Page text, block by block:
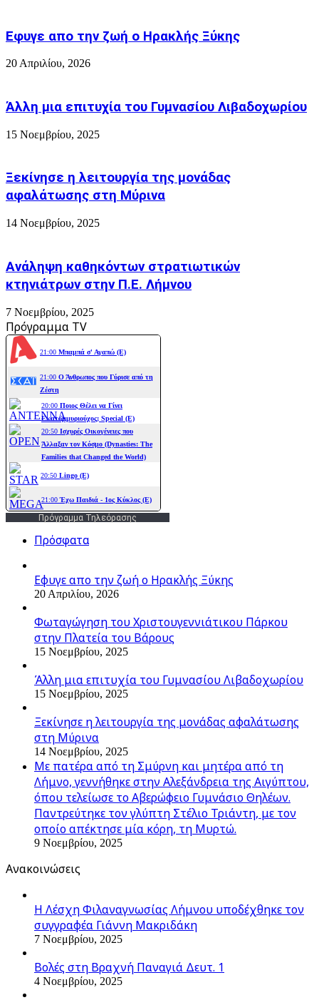
ΧΟΡΕΨΕΤΕ...
Εφυγε απο την ζωή o Ηρακλής Ξύκης
20 Απριλίου, 2026
Άλλη μια επιτυχία του Γυμνασίου Λιβαδοχωρίου
15 Νοεμβρίου, 2025
Ξεκίνησε η λειτουργία της μονάδας
αφαλάτωσης στη Μύρινα
14 Νοεμβρίου, 2025
Ανάληψη καθηκόντων στρατιωτικών
κτηνιάτρων στην Π.Ε. Λήμνου
7 Νοεμβρίου, 2025
Πρόγραμμα TV
Πρόγραμμα Τηλεόρασης
Πρόσφατα
Εφυγε απο την ζωή o Ηρακλής Ξύκης
20 Απριλίου, 2026
Φωταγώγηση του Χριστουγεννιάτικου Πάρκου
στην Πλατεία του Βάρους
15 Νοεμβρίου, 2025
Άλλη μια επιτυχία του Γυμνασίου Λιβαδοχωρίου
15 Νοεμβρίου, 2025
Ξεκίνησε η λειτουργία της μονάδας αφαλάτωσης
στη Μύρινα
14 Νοεμβρίου, 2025
Με πατέρα από τη Σμύρνη και μητέρα από τη
Λήμνο, γεννήθηκε στην Αλεξάνδρεια της Αιγύπτου,
όπου τελείωσε το Αβερώφειο Γυμνάσιο Θηλέων.
Παντρεύτηκε τον γλύπτη Στέλιο Τριάντη, με τον
οποίο απέκτησε μία κόρη, τη Μυρτώ.
9 Νοεμβρίου, 2025
Ανακοινώσεις
Η Λέσχη Φιλαναγνωσίας Λήμνου υποδέχθηκε τον
συγγραφέα Γιάννη Μακριδάκη
7 Νοεμβρίου, 2025
Βολές στη Βραχνή Παναγιά Δευτ. 1
4 Νοεμβρίου, 2025